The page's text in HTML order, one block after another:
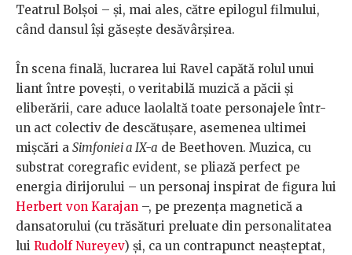
Teatrul Bolșoi – și, mai ales, către epilogul filmului,
când dansul își găsește desăvârșirea.
În scena finală, lucrarea lui Ravel capătă rolul unui
liant între povești, o veritabilă muzică a păcii și
eliberării, care aduce laolaltă toate personajele într-
un act colectiv de descătușare, asemenea ultimei
mișcări a Simfoniei a IX-a de Beethoven. Muzica, cu
substrat coregrafic evident, se pliază perfect pe
energia dirijorului – un personaj inspirat de figura lui
Herbert von Karajan –, pe prezența magnetică a
dansatorului (cu trăsături preluate din personalitatea
lui Rudolf Nureyev) și, ca un contrapunct neașteptat,